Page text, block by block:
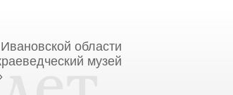
области
музей